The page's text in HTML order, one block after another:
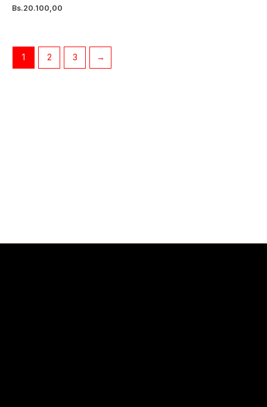
Bs.20.100,00
1 2 3 →